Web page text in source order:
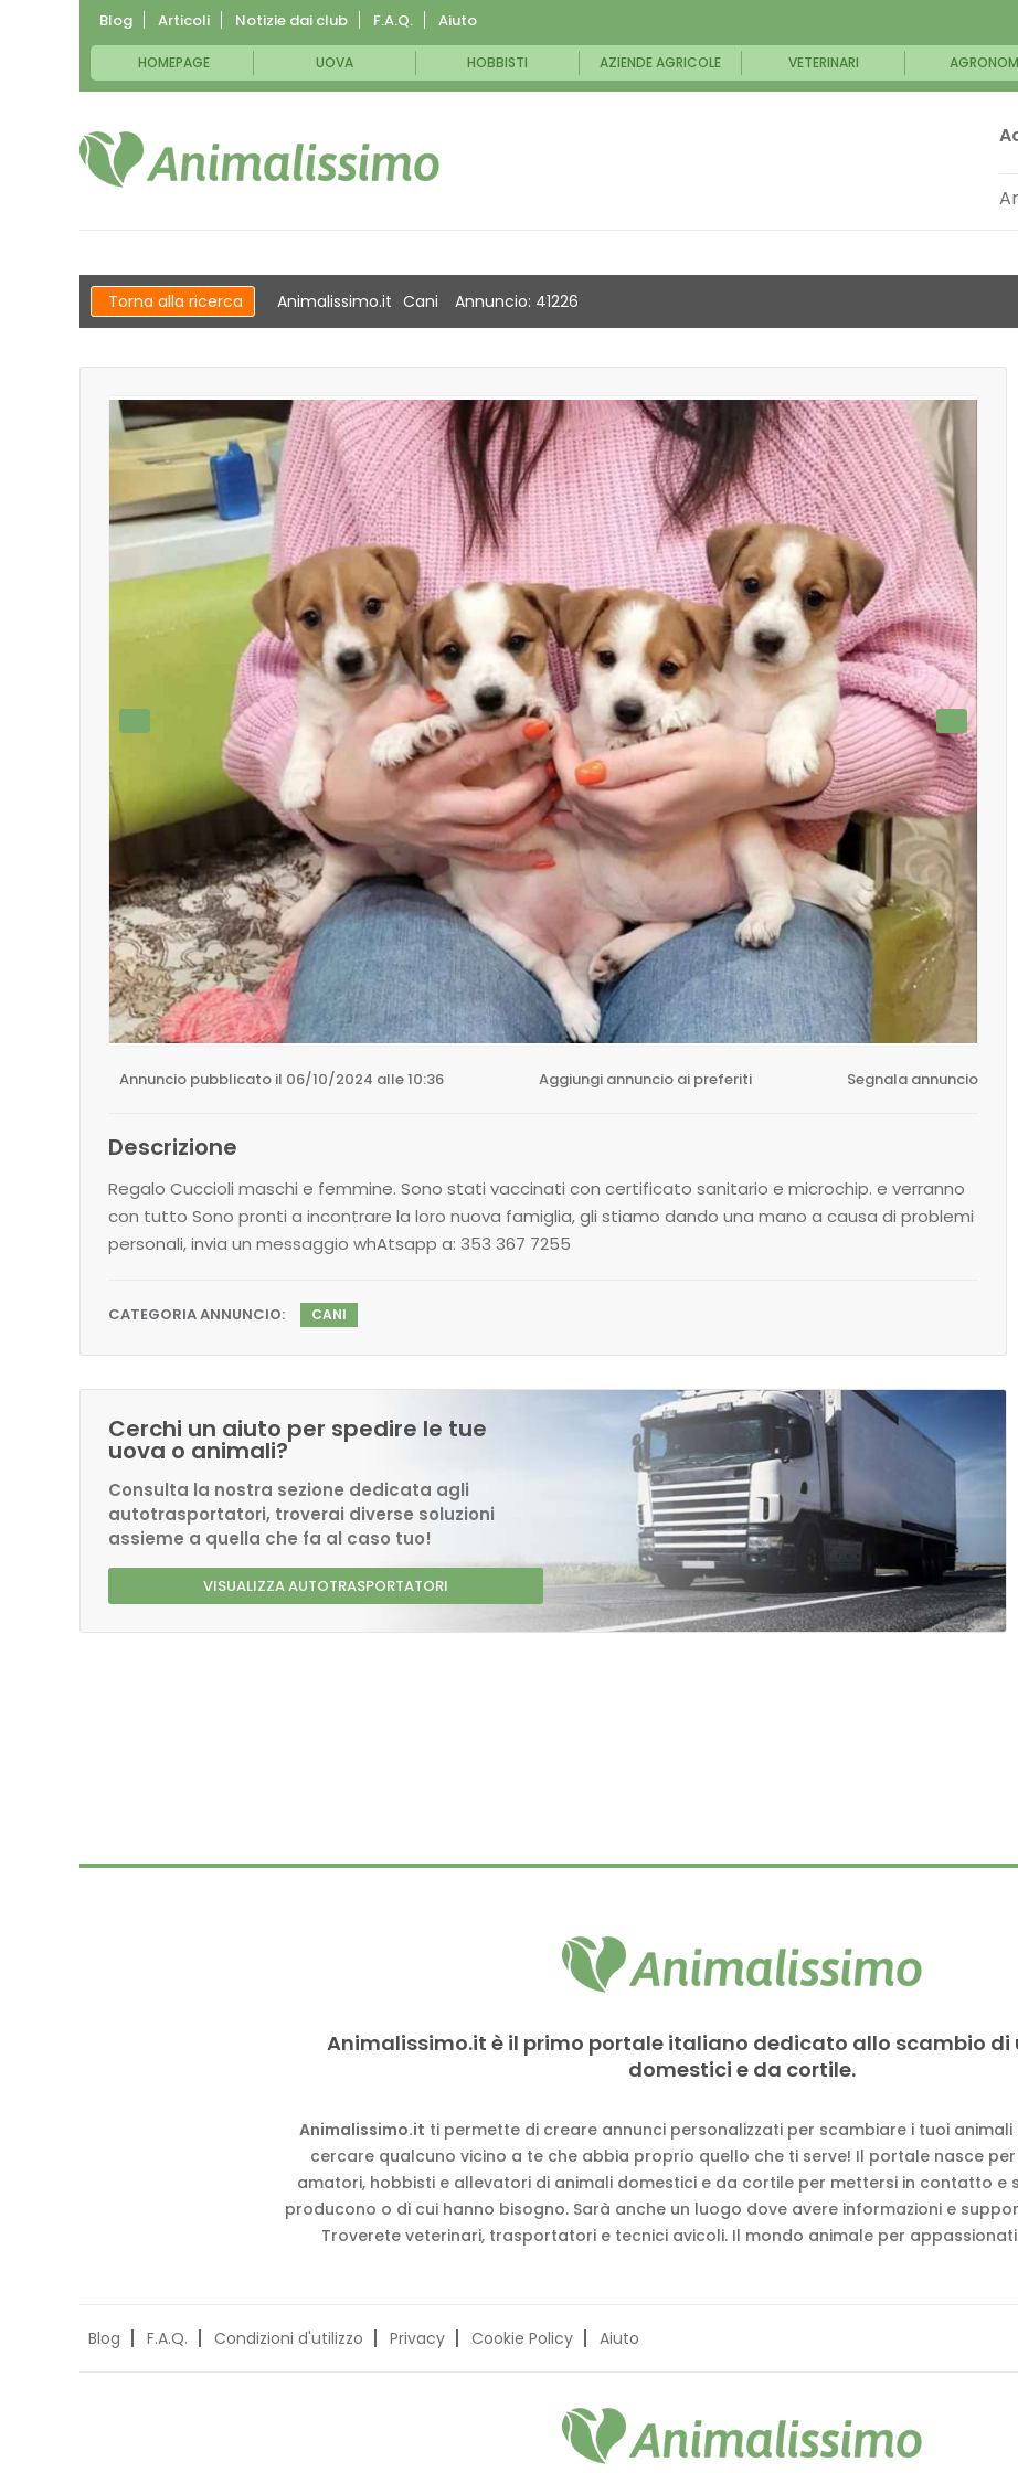
Blog Articoli Notizie dai club F.A.Q. Aiuto
HOMEPAGE UOVA HOBBISTI AZIENDE AGRICOLE VETERINARI
Torna alla ricerca Animalissimo.it Cani Annuncio: 41226
Annuncio pubblicato il 06/10/2024 alle 10:36 Aggiungi annuncio ai preferiti Segnala annuncio
Descrizione
Regalo Cuccioli maschi e femmine. Sono stati vaccinati con certificato sanitario e microchip. e verranno
con tutto Sono pronti a incontrare la loro nuova famiglia, gli stiamo dando una mano a causa di problemi
personali, invia un messaggio whAtsapp a: 353 367 7255
CATEGORIA ANNUNCIO: CANI
Cerchi un aiuto per spedire le tue
uova o animali?
Consulta la nostra sezione dedicata agli
autotrasportatori, troverai diverse soluzioni
assieme a quella che fa al caso tuo!
VISUALIZZA AUTOTRASPORTATORI
Animalissimo.it è il primo portale italiano dedicato allo scambio di
domestici e da cortile.
Animalissimo.it ti permette di creare annunci personalizzati per scambiare i tuoi
cercare qualcuno vicino a te che abbia proprio quello che ti serve! Il portale nasce
amatori, hobbisti e allevatori di animali domestici e da cortile per mettersi in contatto e
producono o di cui hanno bisogno. Sarà anche un luogo dove avere informazioni e
Troverete veterinari, trasportatori e tecnici avicoli. Il mondo animale per
Blog F.A.Q. Condizioni d'utilizzo Privacy Cookie Policy Aiuto